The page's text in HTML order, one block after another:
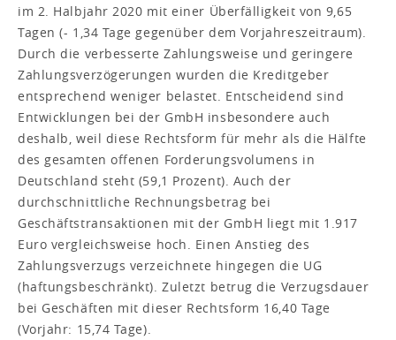
im 2. Halbjahr 2020 mit einer Überfälligkeit von 9,65
Tagen (- 1,34 Tage gegenüber dem Vorjahreszeitraum).
Durch die verbesserte Zahlungsweise und geringere
Zahlungsverzögerungen wurden die Kreditgeber
entsprechend weniger belastet. Entscheidend sind
Entwicklungen bei der GmbH insbesondere auch
deshalb, weil diese Rechtsform für mehr als die Hälfte
des gesamten offenen Forderungsvolumens in
Deutschland steht (59,1 Prozent). Auch der
durchschnittliche Rechnungsbetrag bei
Geschäftstransaktionen mit der GmbH liegt mit 1.917
Euro vergleichsweise hoch. Einen Anstieg des
Zahlungsverzugs verzeichnete hingegen die UG
(haftungsbeschränkt). Zuletzt betrug die Verzugsdauer
bei Geschäften mit dieser Rechtsform 16,40 Tage
(Vorjahr: 15,74 Tage).